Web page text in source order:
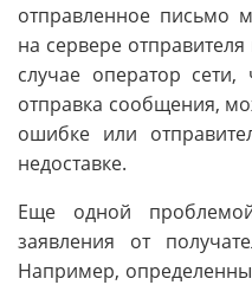
отправленное письмо
на сервере
случае оператор
отправка сообщения,
ошибке или
недоставке.
Еще одной
заявления от
Например,